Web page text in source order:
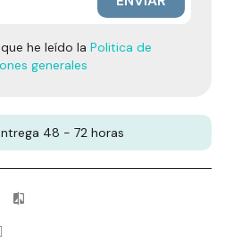
he leído la Politica de
generales
48 - 72 horas
Productos incluidos en tu lista